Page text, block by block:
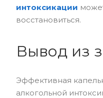
интоксикации
восстановиться.
Вывод из
Эффективная
алкогольной